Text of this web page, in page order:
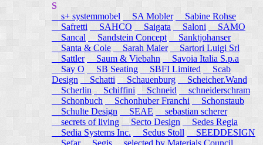
S
s+ systemmobel
SA Mobler
Sabine Rohse
Safretti
SAHCO Saigata Saloni
SAMO
Sancal
Sandstein Concept
Sanktjohanser
Santa & Cole
Sarah Maier
Sartori Luigi Srl
Sattler
Saum & Viebahn
Savoia Italia S.p.a
Say O
SB Seating SBFI Limited
Scab
Design
Schatti Schauenburg
Scheicher.Wand
Scherlin
Schiffini Schneid
schneiderschram
Schonbuch
Schonhuber Franchi
Schonstaub
Schulte Design
SEAE
sebastian scherer
secrets of living
Secto Design
Sedes Regia
Sedia Systems Inc.
Sedus Stoll
SEEDDESIGN